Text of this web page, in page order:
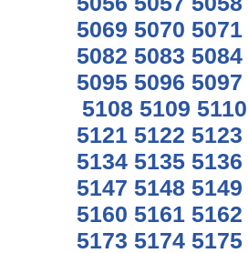
5069 5070 5071
5082 5083 5084
5095 5096 5097
5108 5109 5110
5121 5122 5123
5134 5135 5136
5147 5148 5149
5160 5161 5162
5173 5174 5175